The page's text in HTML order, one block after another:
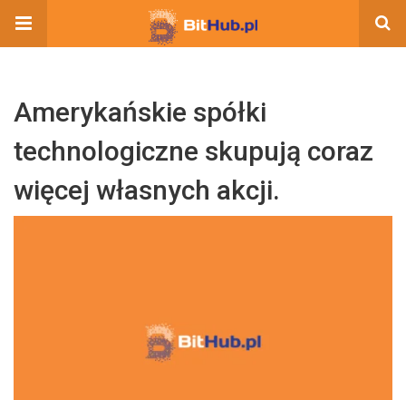
Amerykańskie spółki
technologiczne skupują coraz
więcej własnych akcji.